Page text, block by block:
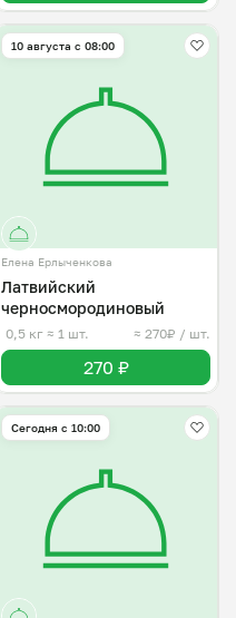
10 августа с 08:00
Елена Ерлыченкова
Латвийский
черносмородиновый
0,5 кг ≈ 1 шт. ≈ 270₽ / шт.
270 ₽
Сегодня с 10:00